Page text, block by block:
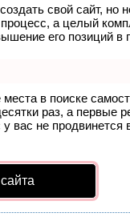
свой сайт, но
а целый
его позиций в
в поиске
раз, а первые
вас не продвинется